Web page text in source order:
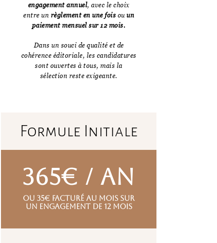
engagement annuel, avec le choix
entre un règlement en une fois ou un
paiement mensuel sur 12 mois.
Dans un souci de qualité et de
cohérence éditoriale, les candidatures
sont ouvertes à tous, mais la
sélection reste exigeante.
Formule Initiale
365€ / an
ou 35€ facturé au mois sur
un engagement de 12 mois